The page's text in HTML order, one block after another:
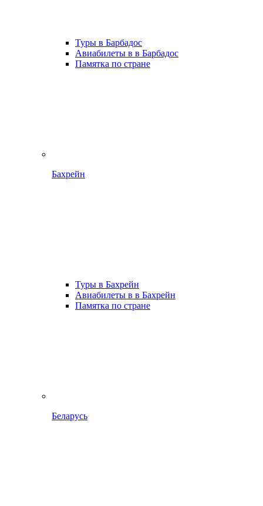
Туры в Барбадос
Авиабилеты в в Барбадос
Памятка по стране
Бахрейн
Туры в Бахрейн
Авиабилеты в в Бахрейн
Памятка по стране
Беларусь